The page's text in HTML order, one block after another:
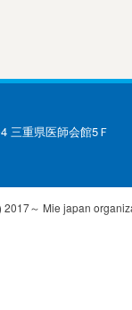
三重県医師会館5Ｆ
2017～ Mie japan